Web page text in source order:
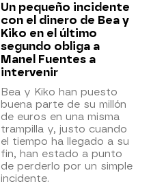
Un pequeño incidente
con el dinero de Bea y
Kiko en el último
segundo obliga a
Manel Fuentes a
intervenir
Bea y Kiko han puesto
buena parte de su millón
de euros en una misma
trampilla y, justo cuando
el tiempo ha llegado a su
fin, han estado a punto
de perderlo por un simple
incidente.